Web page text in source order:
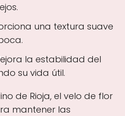
una textura suave
la estabilidad del
su vida útil.
de Rioja, el velo de flor
mantener las